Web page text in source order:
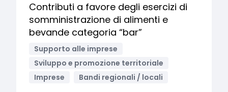
Contributi a favore degli esercizi di
somministrazione di alimenti e
bevande categoria “bar”
Supporto alle imprese
Sviluppo e promozione territoriale
Imprese
Bandi regionali / locali